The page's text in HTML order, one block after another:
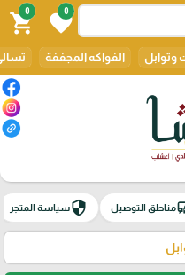
0
favorite
0
shopping_cart
وتوابل الفواكه المجففة
مناطق التوصيل securityسياسة المتجر